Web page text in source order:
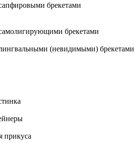
брекетами
брекетами
(невидимыми) брекетами
прикуса